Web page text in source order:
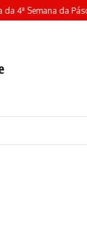
4ª Semana da Páscoa